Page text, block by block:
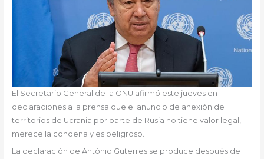
El Secretario General de la ONU afirmó este jueves en
declaraciones a la prensa que el anuncio de anexión de
territorios de Ucrania por parte de Rusia no tiene valor legal,
merece la condena y es peligroso.
La declaración de António Guterres se produce después de